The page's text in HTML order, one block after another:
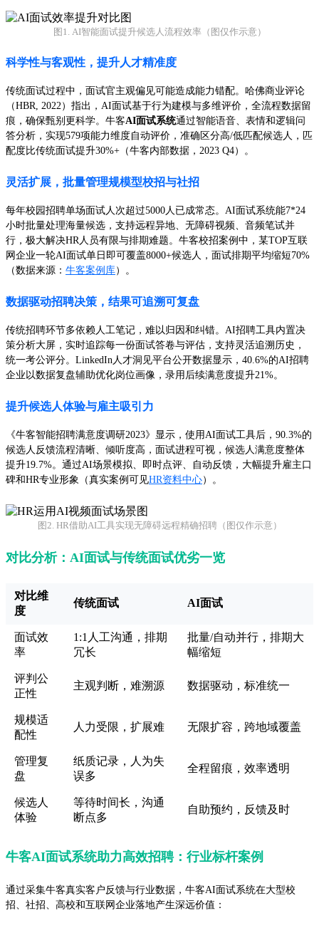
图1. AI智能面试提升候选人流程效率（图仅作示意）
科学性与客观性，提升人才精准度
传统面试过程中，面试官主观偏见可能造成能力错配。哈佛商业评论
（HBR, 2022）指出，AI面试基于行为建模与多维评价，全流程数据留
痕，确保甄别更科学。牛客AI面试系统通过智能语音、表情和逻辑问
答分析，实现579项能力维度自动评价，准确区分高/低匹配候选人，匹
配度比传统面试提升30%+（牛客内部数据，2023 Q4）。
灵活扩展，批量管理规模型校招与社招
每年校园招聘单场面试人次超过5000人已成常态。AI面试系统能7*24
小时批量处理海量候选，支持远程异地、无障碍视频、音频笔试并
行，极大解决HR人员有限与排期难题。牛客校招案例中，某TOP互联
网企业一轮AI面试单日即可覆盖8000+候选人，面试排期平均缩短70%
（数据来源： 牛客案例库）。
数据驱动招聘决策，结果可追溯可复盘
传统招聘环节多依赖人工笔记，难以归因和纠错。AI招聘工具内置决
策分析大屏，实时追踪每一份面试答卷与评估，支持灵活追溯历史，
统一考公评分。LinkedIn人才洞见平台公开数据显示，40.6%的AI招聘
企业以数据复盘辅助优化岗位画像，录用后续满意度提升21%。
提升候选人体验与雇主吸引力
《牛客智能招聘满意度调研2023》显示，使用AI面试工具后，90.3%的
候选人反馈流程清晰、倾听度高，面试进程可视，候选人满意度整体
提升19.7%。通过AI场景模拟、即时点评、自动反馈，大幅提升雇主口
碑和HR专业形象（真实案例可见HR资料中心）。
图2. HR借助AI工具实现无障碍远程精确招聘（图仅作示意）
对比分析：AI面试与传统面试优劣一览
对比维
度
传统面试 AI面试
面试效
率
1:1人工沟通，排期
冗长
批量/自动并行，排期大
幅缩短
评判公
正性
主观判断，难溯源 数据驱动，标准统一
规模适
配性
人力受限，扩展难 无限扩容，跨地域覆盖
管理复
盘
纸质记录，人为失
误多
全程留痕，效率透明
候选人
体验
等待时间长，沟通
断点多
自助预约，反馈及时
牛客AI面试系统助力高效招聘：行业标杆案例
通过采集牛客真实客户反馈与行业数据，牛客AI面试系统在大型校
招、社招、高校和互联网企业落地产生深远价值：